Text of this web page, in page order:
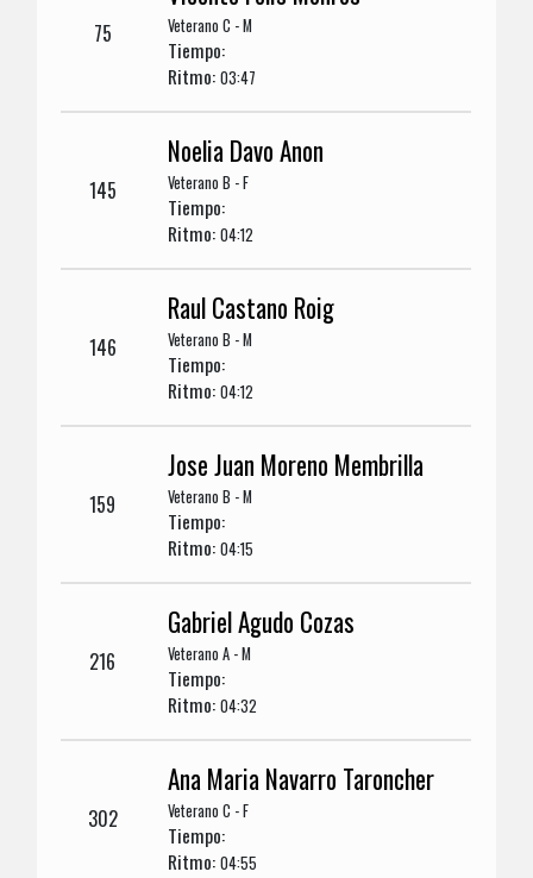
75 Veterano C - M
Tiempo:
Ritmo:03:47
145
Noelia Davo Anon
Veterano B - F
Tiempo:
Ritmo:04:12
146
Raul Castano Roig
Veterano B - M
Tiempo:
Ritmo:04:12
159
Jose Juan Moreno Membrilla
Veterano B - M
Tiempo:
Ritmo:04:15
216
Gabriel Agudo Cozas
Veterano A - M
Tiempo:
Ritmo:04:32
302
Ana Maria Navarro Taroncher
Veterano C - F
Tiempo:
Ritmo:04:55